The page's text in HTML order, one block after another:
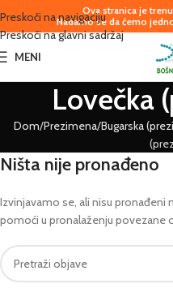
Preskoči na navigaciju
Preskoči na glavni sadržaj
Ova stranica je
Nadamo se da ćemo
MENI
Lovečka
Dom Prezimena Bugarska
Ništa nije pronađeno
Izvinjavamo se, ali nisu pronađeni
pomoći u pronalaženju povezane